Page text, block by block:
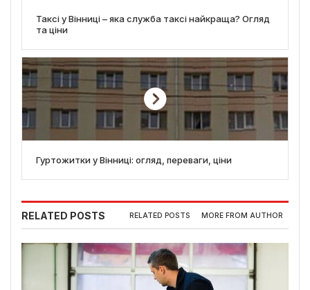
Таксі у Вінниці – яка служба таксі найкраща? Огляд
та ціни
Гуртожитки у Вінниці: огляд, переваги, ціни
RELATED POSTS RELATED POSTS MORE FROM AUTHOR